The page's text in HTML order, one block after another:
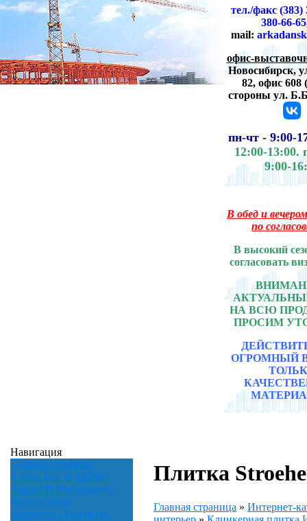
тел./факс (383)
380-66-65
mail:
офис-
Новосибирск,
82, офис 608 (
стороны ул.
пн-чт - 9:00-
12:00-13:00.
9:00-
В обед и
по
В высокий
согласовать
НА ВСЮ
ПРОСИМ
ОГРОМНЫЙ
Навигация
Главная страница
КАТАЛОГ И ЦЕНЫ
Акции И Распродажи
Фотогалерея
Контакты / Оставить
Плитка
Главная страница » Интернет-